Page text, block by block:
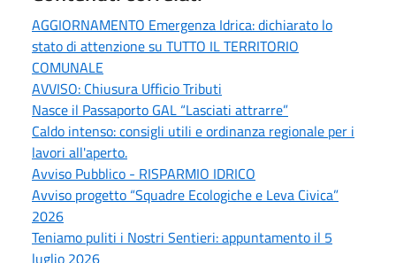
AGGIORNAMENTO Emergenza Idrica: dichiarato lo
stato di attenzione su TUTTO IL TERRITORIO
COMUNALE
AVVISO: Chiusura Ufficio Tributi
Nasce il Passaporto GAL “Lasciati attrarre”
Caldo intenso: consigli utili e ordinanza regionale per i
lavori all'aperto.
Avviso Pubblico - RISPARMIO IDRICO
Avviso progetto “Squadre Ecologiche e Leva Civica”
2026
Teniamo puliti i Nostri Sentieri: appuntamento il 5
luglio 2026